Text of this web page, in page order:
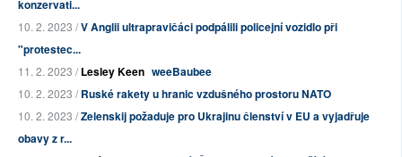
konzervati...
10. 2. 2023 /V Anglii ultrapravičáci podpálili policejní vozidlo při
"protestec...
11. 2. 2023 /Lesley Keen weeBaubee
10. 2. 2023 /Ruské rakety u hranic vzdušného prostoru NATO
10. 2. 2023 /Zelenskij požaduje pro Ukrajinu členství v EU a vyjadřuje
obavy z r...